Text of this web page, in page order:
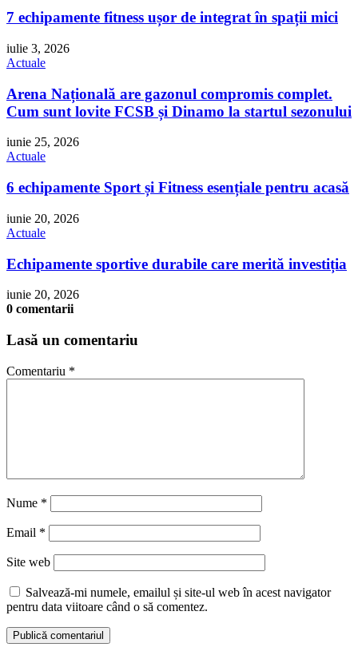
7 echipamente fitness ușor de integrat în spații mici
iulie 3, 2026
Actuale
Arena Națională are gazonul compromis complet.
Cum sunt lovite FCSB și Dinamo la startul sezonului
iunie 25, 2026
Actuale
6 echipamente Sport și Fitness esențiale pentru acasă
iunie 20, 2026
Actuale
Echipamente sportive durabile care merită investiția
iunie 20, 2026
0 comentarii
Lasă un comentariu
Comentariu *
Nume *
Email *
Site web
Salvează-mi numele, emailul și site-ul web în acest navigator
pentru data viitoare când o să comentez.